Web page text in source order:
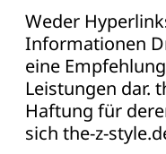
Weder
Informationen
eine
Leistungen dar.
Haftung für
sich the-z-